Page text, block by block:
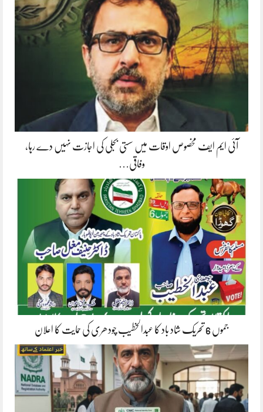
آئی ایم ایف مخصوص اوقات میں سستی بجلی کی اجازت نہیں دے رہا،
وفاقی…
جموں 6 تحریک شاد باد کا عبدالخطیب چودھری کی حمایت کا اعلان